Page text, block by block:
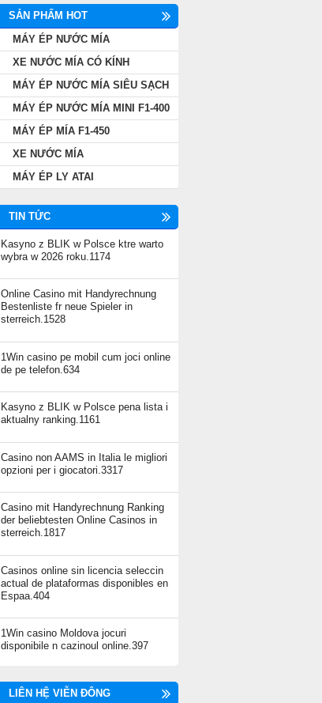
SẢN PHẨM HOT
MÁY ÉP NƯỚC MÍA
XE NƯỚC MÍA CÓ KÍNH
MÁY ÉP NƯỚC MÍA SIÊU SẠCH
MÁY ÉP NƯỚC MÍA MINI F1-400
MÁY ÉP MÍA F1-450
XE NƯỚC MÍA
MÁY ÉP LY ATAI
TIN TỨC
Kasyno z BLIK w Polsce ktre warto
wybra w 2026 roku.1174
Online Casino mit Handyrechnung
Bestenliste fr neue Spieler in
sterreich.1528
1Win casino pe mobil cum joci online
de pe telefon.634
Kasyno z BLIK w Polsce pena lista i
aktualny ranking.1161
Casino non AAMS in Italia le migliori
opzioni per i giocatori.3317
Casino mit Handyrechnung Ranking
der beliebtesten Online Casinos in
sterreich.1817
Casinos online sin licencia seleccin
actual de plataformas disponibles en
Espaa.404
1Win casino Moldova jocuri
disponibile n cazinoul online.397
LIÊN HỆ VIỄN ĐÔNG